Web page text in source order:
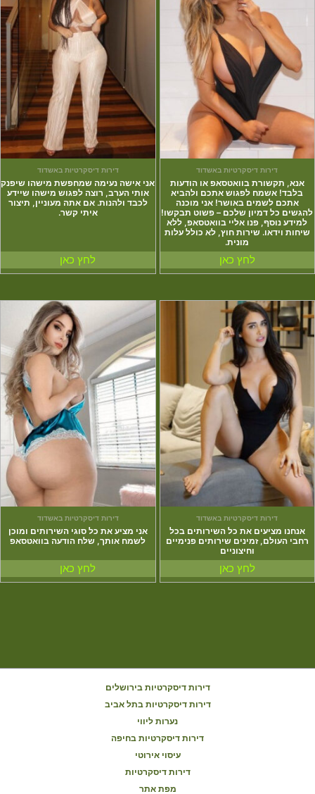
דירות דיסקרטיות באשדוד
אנא, תקשורת בוואטסאפ או הודעות
בלבד! אשמח לפגוש אתכם ולהביא
אתכם לשמים באושר! אני מוכנה
להגשים כל דמיון שלכם – פשוט תבקשו!
למידע נוסף, פנו אליי בוואטסאפ, ללא
שיחות וידאו. שירות חוץ, לא כולל עלות
מונית.
לחץ כאן
דירות דיסקרטיות באשדוד
אני אישה נעימה שמחפשת מישהו שיפנק
אותי הערב, רוצה לפגוש מישהו שיידע
לכבד ולהנות. אם אתה מעוניין, תיצור
איתי קשר.
לחץ כאן
דירות דיסקרטיות באשדוד
אנחנו מציעים את כל השירותים בכל
רחבי העולם, זמינים שירותים פנימיים
וחיצוניים
לחץ כאן
דירות דיסקרטיות באשדוד
אני מציע את כל סוגי השירותים ומוכן
לשמח אותך, שלח הודעה בוואטסאפ
לחץ כאן
דירות דיסקרטיות בירושלים
דירות דיסקרטיות בתל אביב
נערות ליווי
דירות דיסקרטיות בחיפה
עיסוי אירוטי
דירות דיסקרטיות
מפת אתר